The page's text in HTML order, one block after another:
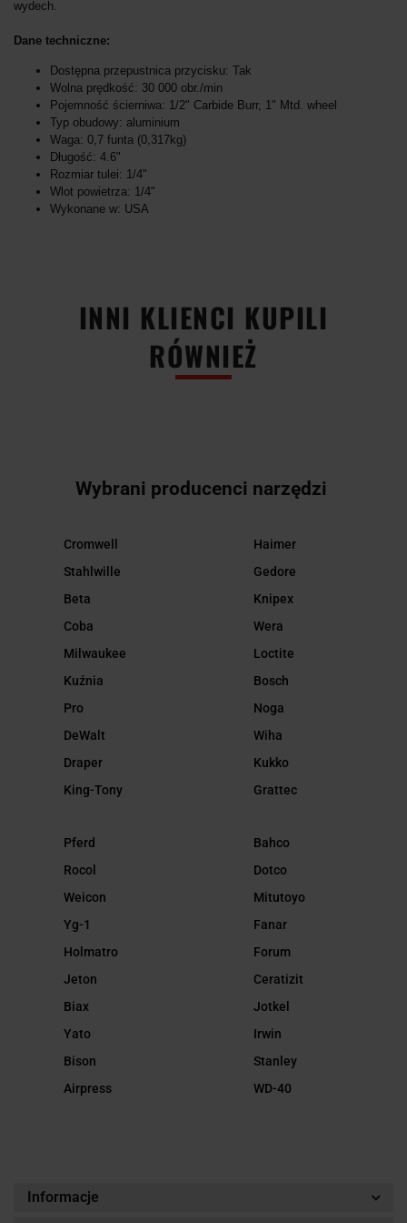
wydech.
Dane techniczne:
Dostępna przepustnica przycisku: Tak
Wolna prędkość: 30 000 obr./min
Pojemność ścierniwa: 1/2" Carbide Burr, 1" Mtd. wheel
Typ obudowy: aluminium
Waga: 0,7 funta (0,317kg)
Długość: 4.6"
Rozmiar tulei: 1/4"
Wlot powietrza: 1/4"
Wykonane w: USA
INNI KLIENCI KUPILI
RÓWNIEŻ
Wybrani producenci narzędzi
Cromwell
Stahlwille
Beta
Coba
Milwaukee
Kuźnia
Pro
DeWalt
Draper
King-Tony
Haimer
Gedore
Knipex
Wera
Loctite
Bosch
Noga
Wiha
Kukko
Grattec
Pferd
Rocol
Weicon
Yg-1
Holmatro
Jeton
Biax
Yato
Bison
Airpress
Bahco
Dotco
Mitutoyo
Fanar
Forum
Ceratizit
Jotkel
Irwin
Stanley
WD-40
Informacje